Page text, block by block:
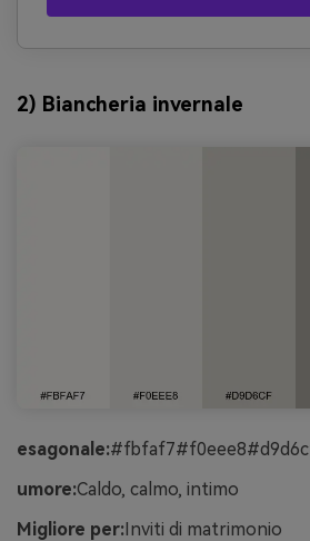
2) Biancheria invernale
esagonale:
umore:Caldo, calmo, intimo
Migliore per:Inviti di matrimonio